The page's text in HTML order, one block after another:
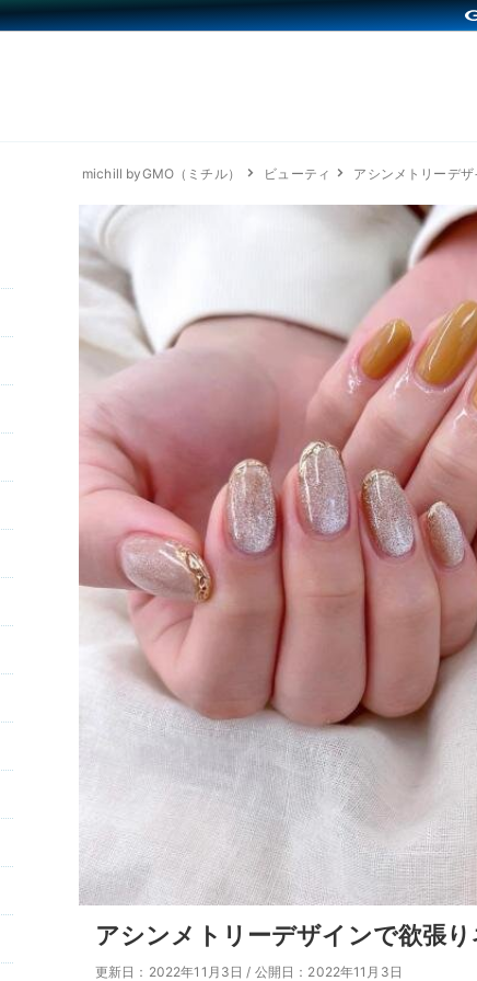
michill byGMO（ミチル） ビューティ アシンメトリーデ
アシンメトリーデザインで欲張
更新日：2022年11月3日 / 公開日：2022年11月3日